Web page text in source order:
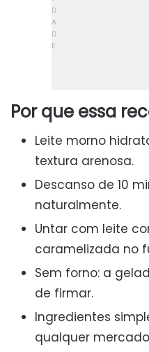
Por que essa
Leite morno
textura arenosa.
Descanso de 10
naturalmente.
Untar com leite
caramelizada no
Sem forno: a
de firmar.
Ingredientes
qualquer